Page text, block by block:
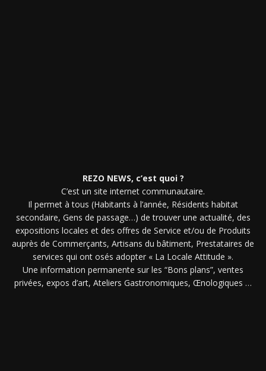
REZO NEWS, c’est quoi ?
C’est un site internet communautaire.
Il permet à tous (Habitants à l’année, Résidents habitat
secondaire, Gens de passage…) de trouver une actualité, des
expositions locales et des offres de Service et/ou de Produits
auprès de Commerçants, Artisans du bâtiment, Prestataires de
services qui ont osés adopter « La Locale Attitude ».
Une information permanente sur les “Bons plans”, ventes
privées, expos d’art, Ateliers Gastronomiques, Œnologiques …